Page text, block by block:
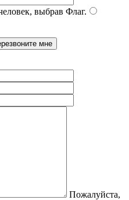
выбрав Флаг.
Пожалуйста,